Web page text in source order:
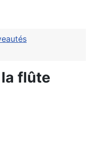
flûte